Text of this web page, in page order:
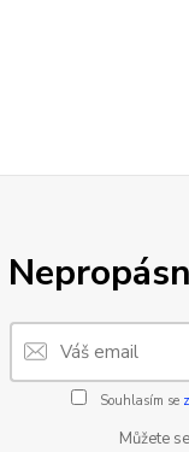
Souhlasím se
Můžete